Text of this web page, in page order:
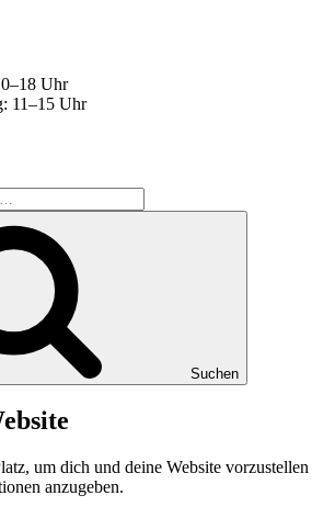
Uhr
11–15 Uhr
Suchen
um dich und deine Website vorzustellen
anzugeben.